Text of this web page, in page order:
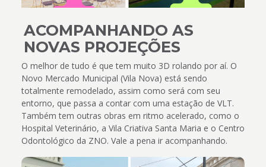
ACOMPANHANDO AS
NOVAS PROJEÇÕES
O melhor de tudo é que tem muito 3D rolando por aí. O
Novo Mercado Municipal (Vila Nova) está sendo
totalmente remodelado, assim como será com seu
entorno, que passa a contar com uma estação de VLT.
Também tem outras obras em ritmo acelerado, como o
Hospital Veterinário, a Vila Criativa Santa Maria e o Centro
Odontológico da ZNO. Vale a pena ir acompanhando.